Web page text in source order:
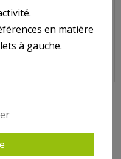
223041 + 223039
POOL'S
en matière
à gauche.